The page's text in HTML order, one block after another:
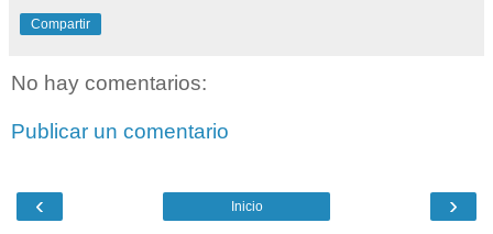
Compartir
No hay comentarios:
Publicar un comentario
‹ ›
Inicio